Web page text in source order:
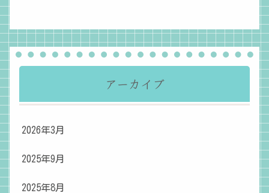
アーカイブ
2026年3月
2025年9月
2025年8月